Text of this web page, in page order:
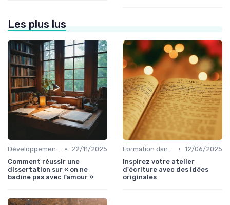
Les plus lus
Développement personnel •
22/11/2025
Comment réussir une
dissertation sur « on ne
badine pas avec l’amour »
Formation dans l'édition de livre • 12/06/2025
Inspirez votre atelier
d'écriture avec des idées
originales